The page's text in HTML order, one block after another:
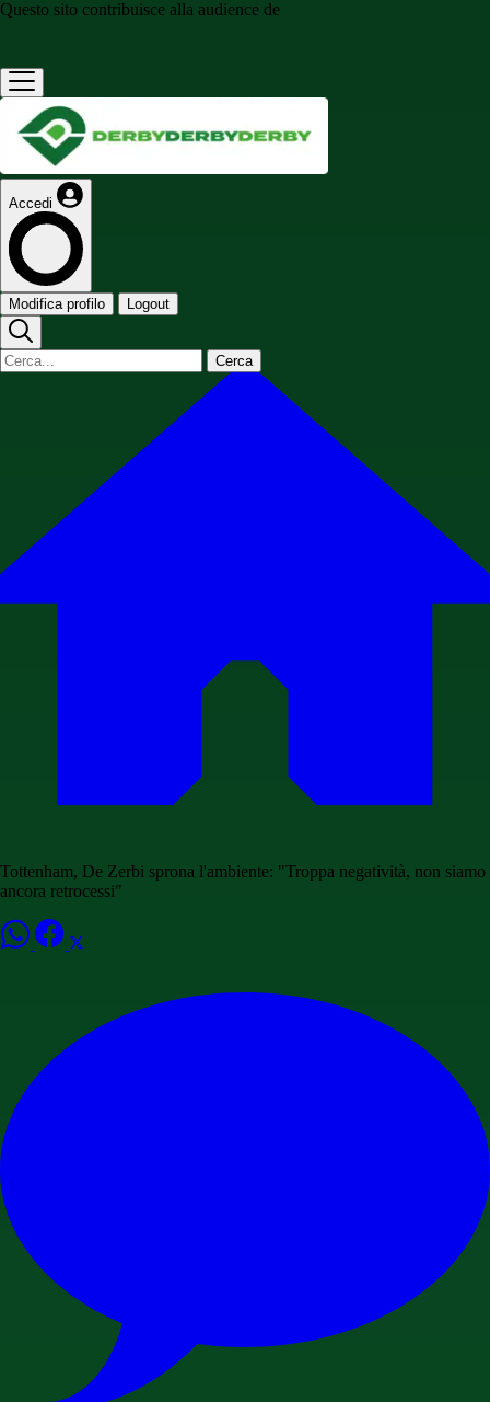
Questo sito contribuisce alla audience de
Accedi
Modifica profilo Logout
Cerca
Tottenham, De Zerbi sprona l'ambiente: "Troppa negatività, non siamo
ancora retrocessi"